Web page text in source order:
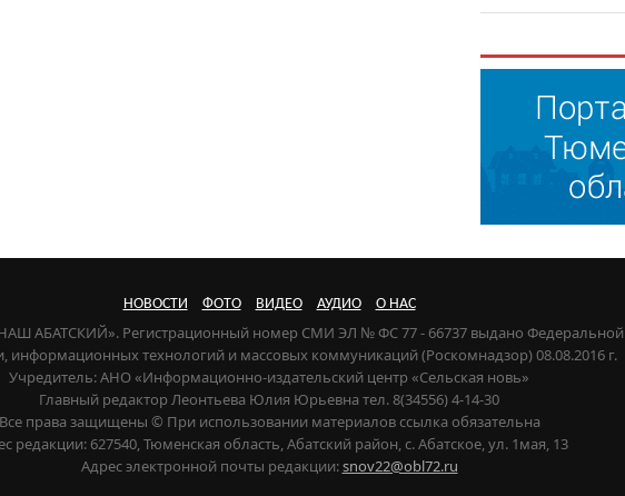
НОВОСТИ ФОТО ВИДЕО АУДИО О НАС
АБАТСКИЙ». Регистрационный номер СМИ ЭЛ № ФС 77 - 66737 выдано
информационных технологий и массовых коммуникаций (Роскомнадзор) 08.08.2016 г.
Учредитель: АНО «Информационно-издательский центр «Сельская новь»
Главный редактор Леонтьева Юлия Юрьевна тел. 8(34556) 4-14-30
Все права защищены © При использовании материалов ссылка обязательна
редакции: 627540, Тюменская область, Абатский район, с. Абатское, ул. 1мая, 13
Адрес электронной почты редакции:snov22@obl72.ru